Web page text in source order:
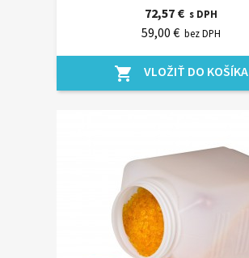
72,57 € s DPH
59,00 € bez DPH
shopping_cart VLOŽIŤ DO KOŠÍKA